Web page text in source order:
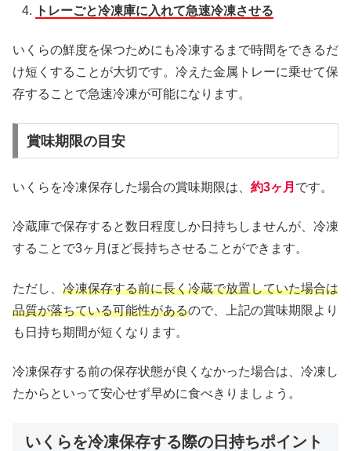
トレーごと冷凍庫に入れて急速冷凍させる
いくらの鮮度を保つためにも冷凍するまで時間をできるだ
け短くすることが大切です。冷えた金属トレーに乗せて保
存することで急速冷凍が可能になります。
賞味期限の目安
いくらを冷凍保存した場合の賞味期限は、 約3ヶ月 です。
冷蔵庫で保存すると数日程度しか日持ちしませんが、冷凍
することで3ヶ月ほど長持ちさせることができます。
ただし、 冷凍保存する前に長く冷蔵で放置していた場合は
品質が落ちている可能性があるので、上記の賞味期限より
も日持ち期間が短くなります。
冷凍保存する前の保存状態が良くなかった場合は、冷凍し
たからといって安心せず早めに食べきりましょう。
いくらを冷凍保存する際の日持ちポイント